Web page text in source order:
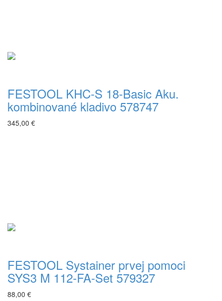
FESTOOL KHC-S 18-Basic Aku.
kombinované kladivo 578747
345,00 €
FESTOOL Systainer prvej pomoci
SYS3 M 112-FA-Set 579327
88,00 €